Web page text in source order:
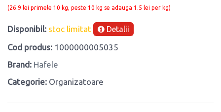
(26.9 lei primele 10 kg, peste 10 kg se adauga 1.5 lei per kg)
Disponibil: stoc limitat Detalii
Cod produs: 1000000005035
Brand: Hafele
Categorie: Organizatoare